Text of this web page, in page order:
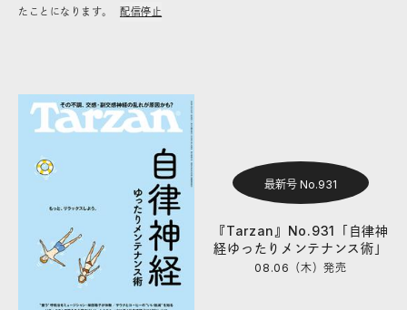
たことになります。
配信停止
最新号 No.931
『Tarzan』No.931「自律神
経ゆったりメンテナンス術」
08.06（木）発売